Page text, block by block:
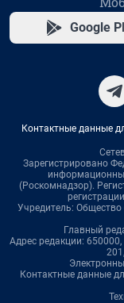
Google
Контактные данные
Зарегистрировано
(Роскомнадзор).
Учредитель:
Главный
Адрес редакции:
Контактные данные